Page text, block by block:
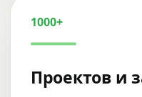
1000+
Проектов и